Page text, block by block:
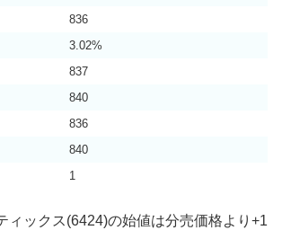
836
3.02%
837
840
836
840
1
ィックス(6424)の始値は分売価格より+1